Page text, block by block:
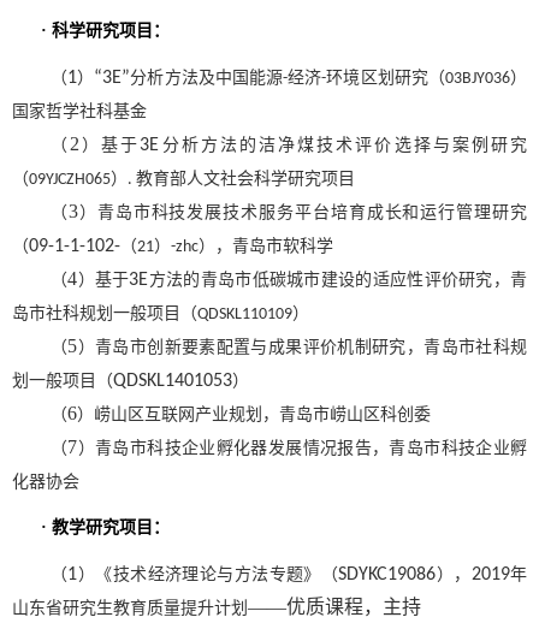
· 科学研究项目：
（1） “3E”分析方法及中国能源-经济-环境区划研究（03BJY036）
国家哲学社科基金
（ 2 ）基于 3E 分析方法的洁净煤技术评价选择与案例研究
（09YJCZH065） . 教育部人文社会科学研究项目
（3） 青岛市科技发展技术服务平台培育成长和运行管理研究
（09-1-1-102- （21） -zhc），青岛市软科学
（4） 基于3E方法的青岛市低碳城市建设的适应性评价研究，青
岛市社科规划一般项目（QDSKL110109）
（5）青岛市创新要素配置与成果评价机制研究，青岛市社科规
划一般项目（QDSKL1401053）
（6） 崂山区互联网产业规划，青岛市崂山区科创委
（7）青岛市科技企业孵化器发展情况报告，青岛市科技企业孵
化器协会
· 教学研究项目：
（1）《技术经济理论与方法专题》（SDYKC19086）， 2019年
山东省研究生教育质量提升计划 ——优质课程，主持